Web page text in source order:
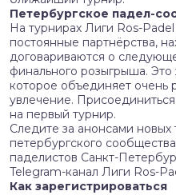
Петербургское падел-
На турнирах Лиги Ros-
постоянные партнёрства,
договариваются о
финального розыгрыша.
которое объединяет
увлечение.
на первый турнир.
Следите за анонсами новых
петербургского
паделистов Санкт-
Telegram-канал Лиги Ros-
Как зарегистрироваться